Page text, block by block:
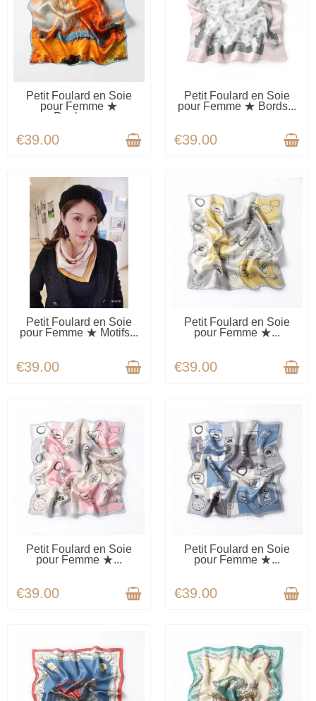
AVAILABLE
Petit Foulard en Soie
pour Femme ★
Rouleau...
€39.00
AVAILABLE
Petit Foulard en Soie
pour Femme ★ Bords...
€39.00
AVAILABLE
Petit Foulard en Soie
pour Femme ★ Motifs...
€39.00
AVAILABLE
Petit Foulard en Soie
pour Femme ★...
€39.00
AVAILABLE
Petit Foulard en Soie
pour Femme ★...
€39.00
AVAILABLE
Petit Foulard en Soie
pour Femme ★...
€39.00